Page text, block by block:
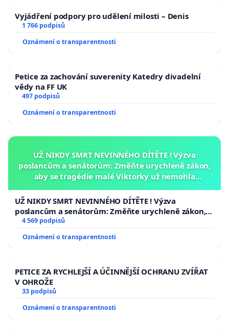
Vyjádření podpory pro udělení milosti – Denis
1 766 podpisů
Oznámení o transparentnosti
Petice za zachování suverenity Katedry divadelní
vědy na FF UK
497 podpisů
Oznámení o transparentnosti
UŽ NIKDY SMRT NEVINNÉHO DÍTĚTE ! Výzva
poslancům a senátorům: Změňte urychleně zákon,
aby se tragédie malé Viktorky už nemohla
UŽ NIKDY SMRT NEVINNÉHO DÍTĚTE ! Výzva
poslancům a senátorům: Změňte urychleně zákon,
aby se tragédie malé Viktorky už nemohla opakovat!
4 569 podpisů
Oznámení o transparentnosti
PETICE ZA RYCHLEJŠÍ A ÚČINNĚJŠÍ OCHRANU ZVÍŘAT
V OHROŽE
33 podpisů
Oznámení o transparentnosti